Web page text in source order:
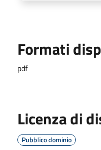
Formati
pdf
Licenza di
Pubblico dominio